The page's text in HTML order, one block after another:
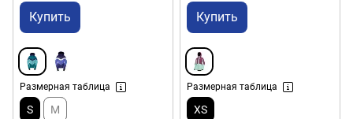
Купить
Размерная таблица
S M
Купить
Размерная таблица
XS